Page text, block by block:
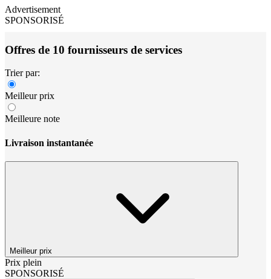
Advertisement
SPONSORISÉ
Offres de 10 fournisseurs de services
Trier par:
Meilleur prix
Meilleure note
Livraison instantanée
Meilleur prix
Prix plein
SPONSORISÉ